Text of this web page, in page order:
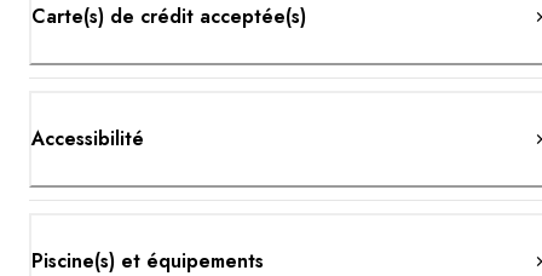
Carte(s) de crédit acceptée(s)
Accessibilité
Piscine(s) et équipements